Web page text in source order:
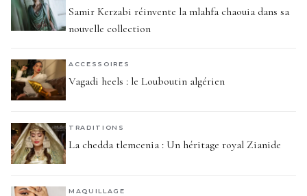
Samir Kerzabi réinvente la mlahfa chaouia dans sa
nouvelle collection
ACCESSOIRES
Vagadi heels : le Louboutin algérien
TRADITIONS
La chedda tlemcenia : Un héritage royal Zianide
MAQUILLAGE